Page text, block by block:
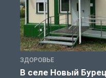
ЗДОРОВЬЕ
В селе Новый